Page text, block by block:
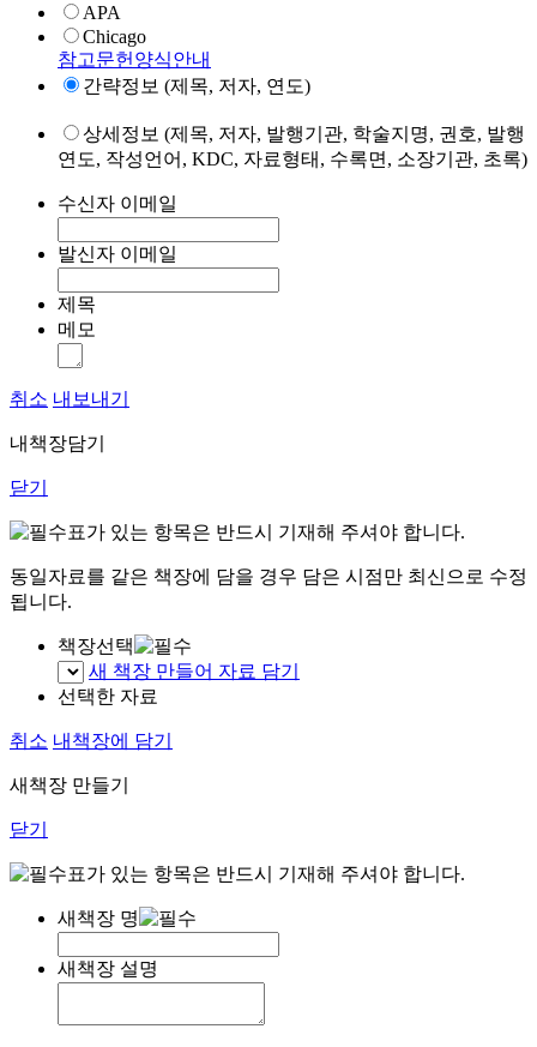
APA
Chicago
참고문헌양식안내
간략정보 (제목, 저자, 연도)
상세정보 (제목, 저자, 발행기관, 학술지명, 권호, 발행
연도, 작성언어, KDC, 자료형태, 수록면, 소장기관, 초록)
수신자 이메일
발신자 이메일
제목
메모
취소 내보내기
내책장담기
닫기
표가 있는 항목은 반드시 기재해 주셔야 합니다.
동일자료를 같은 책장에 담을 경우 담은 시점만 최신으로 수정
됩니다.
책장선택
새 책장 만들어 자료 담기
선택한 자료
취소 내책장에 담기
새책장 만들기
닫기
표가 있는 항목은 반드시 기재해 주셔야 합니다.
새책장 명
새책장 설명